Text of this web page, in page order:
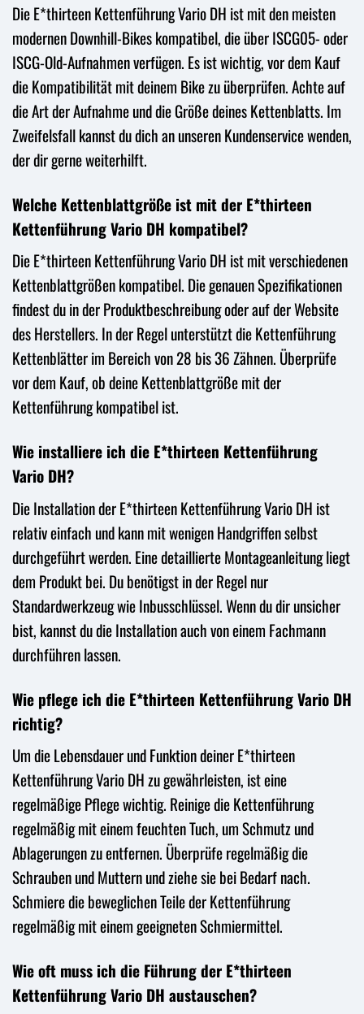
Die E*thirteen Kettenführung Vario DH ist mit den meisten
modernen Downhill-Bikes kompatibel, die über ISCG05- oder
ISCG-Old-Aufnahmen verfügen. Es ist wichtig, vor dem Kauf
die Kompatibilität mit deinem Bike zu überprüfen. Achte auf
die Art der Aufnahme und die Größe deines Kettenblatts. Im
Zweifelsfall kannst du dich an unseren Kundenservice wenden,
der dir gerne weiterhilft.
Welche Kettenblattgröße ist mit der E*thirteen
Kettenführung Vario DH kompatibel?
Die E*thirteen Kettenführung Vario DH ist mit verschiedenen
Kettenblattgrößen kompatibel. Die genauen Spezifikationen
findest du in der Produktbeschreibung oder auf der Website
des Herstellers. In der Regel unterstützt die Kettenführung
Kettenblätter im Bereich von 28 bis 36 Zähnen. Überprüfe
vor dem Kauf, ob deine Kettenblattgröße mit der
Kettenführung kompatibel ist.
Wie installiere ich die E*thirteen Kettenführung
Vario DH?
Die Installation der E*thirteen Kettenführung Vario DH ist
relativ einfach und kann mit wenigen Handgriffen selbst
durchgeführt werden. Eine detaillierte Montageanleitung liegt
dem Produkt bei. Du benötigst in der Regel nur
Standardwerkzeug wie Inbusschlüssel. Wenn du dir unsicher
bist, kannst du die Installation auch von einem Fachmann
durchführen lassen.
Wie pflege ich die E*thirteen Kettenführung Vario DH
richtig?
Um die Lebensdauer und Funktion deiner E*thirteen
Kettenführung Vario DH zu gewährleisten, ist eine
regelmäßige Pflege wichtig. Reinige die Kettenführung
regelmäßig mit einem feuchten Tuch, um Schmutz und
Ablagerungen zu entfernen. Überprüfe regelmäßig die
Schrauben und Muttern und ziehe sie bei Bedarf nach.
Schmiere die beweglichen Teile der Kettenführung
regelmäßig mit einem geeigneten Schmiermittel.
Wie oft muss ich die Führung der E*thirteen
Kettenführung Vario DH austauschen?